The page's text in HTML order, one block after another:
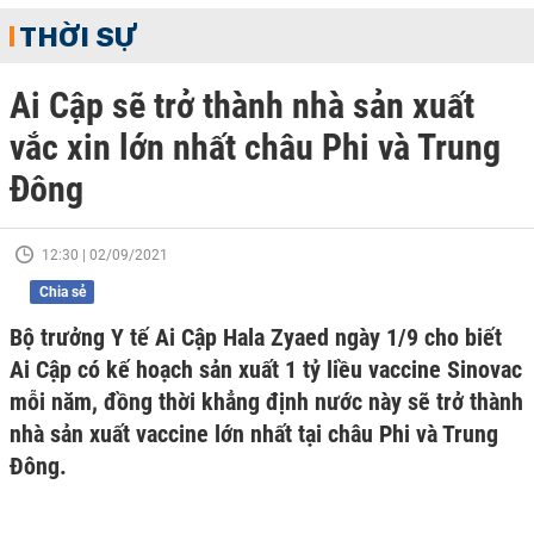
THỜI SỰ
Ai Cập sẽ trở thành nhà sản xuất
vắc xin lớn nhất châu Phi và Trung
Đông
12:30 | 02/09/2021
Chia sẻ
Bộ trưởng Y tế Ai Cập Hala Zyaed ngày 1/9 cho biết
Ai Cập có kế hoạch sản xuất 1 tỷ liều vaccine Sinovac
mỗi năm, đồng thời khẳng định nước này sẽ trở thành
nhà sản xuất vaccine lớn nhất tại châu Phi và Trung
Đông.